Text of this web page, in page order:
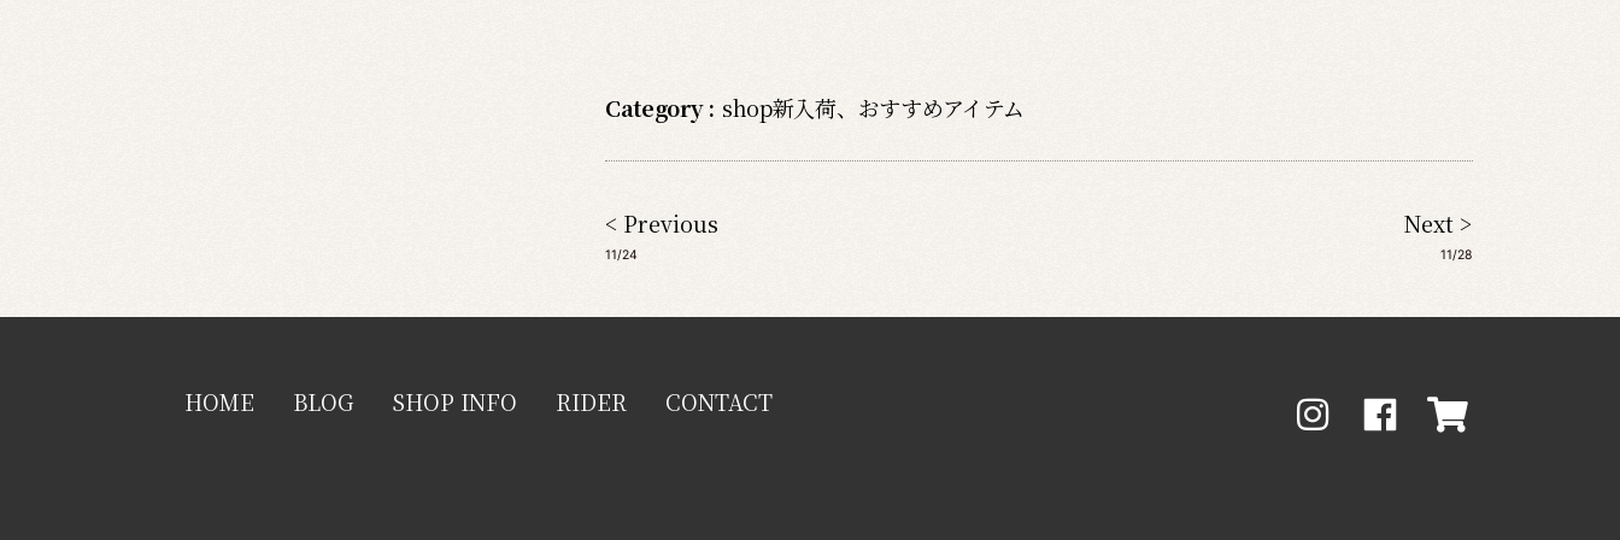
Category : shop新入荷、 おすすめアイテム
< Previous
11/24
Next >
11/28
HOME BLOG SHOP INFO RIDER CONTACT